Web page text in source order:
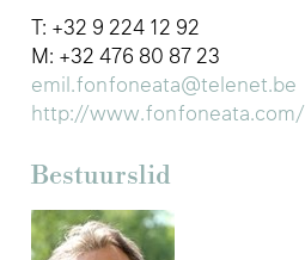
T: +32 9 224 12 92
M: +32 476 80 87 23
emil.fonfoneata@telenet.be
http://www.fonfoneata.com/
Bestuurslid